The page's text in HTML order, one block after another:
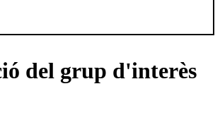
del grup d'interès